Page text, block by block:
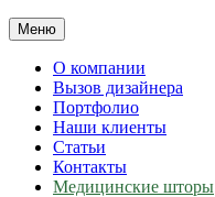
Меню
О компании
Вызов дизайнера
Портфолио
Наши клиенты
Статьи
Контакты
Медицинские шторы